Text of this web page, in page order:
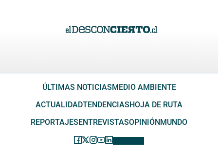
ÚLTIMAS NOTICIASMEDIO AMBIENTE
ACTUALIDADTENDENCIASHOJA DE RUTA
REPORTAJESENTREVISTASOPINIÓNMUNDO